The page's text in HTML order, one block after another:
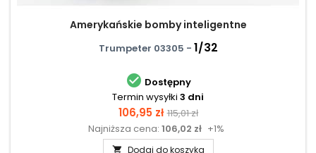
Amerykańskie bomby inteligentne
Trumpeter 03305 - 1/32
 Dostępny
Termin wysyłki 3 dni
Cena
106,95 zł Cena
podstawowa
115,01 zł
Najniższa cena: 106,02 zł +1%
 Dodaj do koszyka